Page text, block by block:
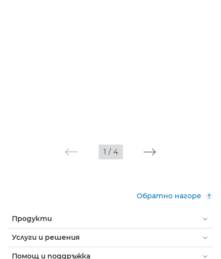
1 / 4
Обратно нагоре
Продукти
Услуги и решения
Помощ и поддръжка